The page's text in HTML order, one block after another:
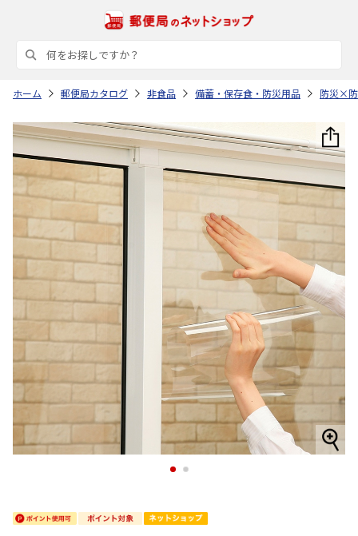
ホーム 郵便局カタログ 非食品 備蓄・保存食・防災用品 防災×防
1 2